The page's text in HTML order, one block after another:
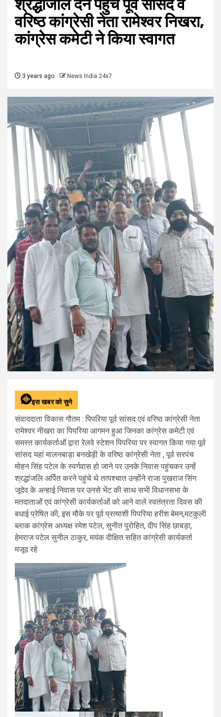
श्रद्धांजलि देने पहुंचे पूर्व सांसद व
वरिष्ठ कांग्रेसी नेता रामेश्वर निखरा,
कांग्रेस कमेटी ने किया स्वागत
3 years ago News India 24x7
इस खबर को सुने
संवाददाता विकास गौतम : पिपरिया पूर्व सांसद एवं वरिष्ठ कांग्रेसी नेता
रामेश्वर नीखरा का पिपरिया आगमन हुआ जिनका कांग्रेस कमेटी एवं
समस्त कार्यकर्ताओं द्वारा रेलवे स्टेशन पिपरिया पर स्वागत किया गया पूर्व
सांसद यहां मालनबाड़ा बनखेड़ी के वरिष्ठ कांग्रेसी नेता , पूर्व सरपंच
मोहन सिंह पटेल के स्वर्गवास हो जाने पर उनके निवास पहुंचकर उन्हें
श्रद्धांजलि अर्पित करने पहुंचे थे तत्पश्चात उन्होंने राजा पुखराज सिंग
जूदेव के अन्हाई निवास पर उनसे भेंट की साथ सभी विधानसभा के
मतदाताओं एवं कांग्रेसी कार्यकर्ताओं को आने वाले स्वतंत्रता दिवस की
बधाई प्रेषित की, इस मौके पर पूर्व प्रत्याशी पिपरिया हरीश बेमन,मटकुली
ब्लाक कांग्रेस अध्यक्ष रमेश पटेल, सुनीत पुरोहित, दीप सिंह छाबड़ा,
हेमराज पटेल सुनील ठाकुर, मयंक दीक्षित सहित कांग्रेसी कार्यकर्ता
मजूद रहे